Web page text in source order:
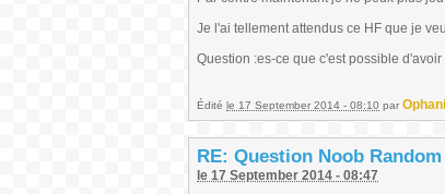
Je l'ai tellement attendus ce HF que je
Question :es-ce que c'est possible
Édité le 17 September 2014 - 08:10 par
RE: Question Noob Random
le 17 September 2014 - 08:47